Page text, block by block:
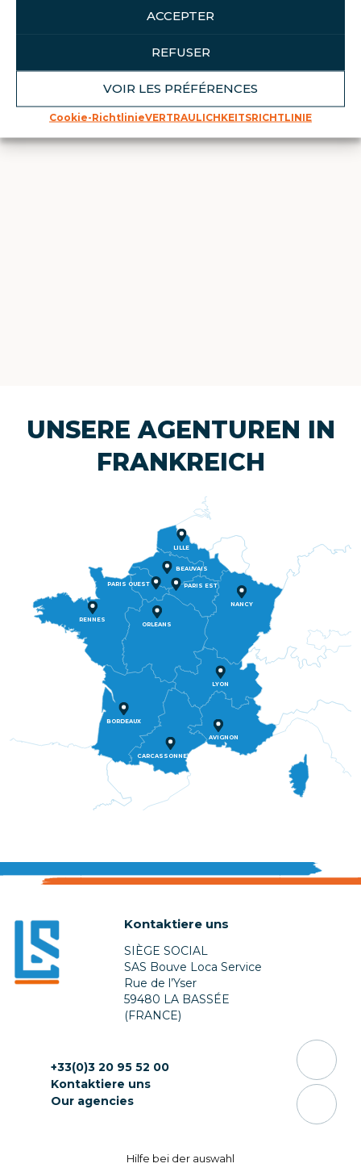
ACCEPTER
REFUSER
VOIR LES PRÉFÉRENCES
Cookie-RichtlinieVERTRAULICHKEITSRICHTLINIE
UNSERE AGENTUREN IN
FRANKREICH
LILLE
BEAUVAIS
PARIS OUEST PARIS EST
NANCY
ORLEANS
RENNES
LYON
BORDEAUX
CARCASSONNE
AVIGNON
Kontaktiere uns
SIÈGE SOCIAL
SAS Bouve Loca Service
Rue de l’Yser
59480 LA BASSÉE
(FRANCE)
+33(0)3 20 95 52 00
Kontaktiere uns
Our agencies
Hilfe bei ​​der auswahl